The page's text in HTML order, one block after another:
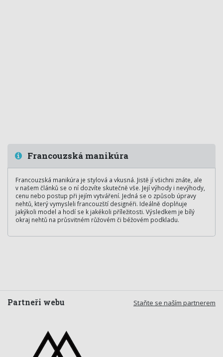
Francouzská manikúra
Francouzská manikúra je stylová a vkusná. Jistě jí všichni znáte, ale
v našem článků se o ní dozvíte skutečně vše. Její výhody i nevýhody,
cenu nebo postup při jejím vytváření. Jedná se o způsob úpravy
nehtů, který vymysleli francouzští designéři. Ideálně doplňuje
jakýkoli model a hodí se k jakékoli příležitosti. Výsledkem je bílý
okraj nehtů na průsvitném růžovém či béžovém podkladu.
Staňte se naším partnerem
Partneři webu